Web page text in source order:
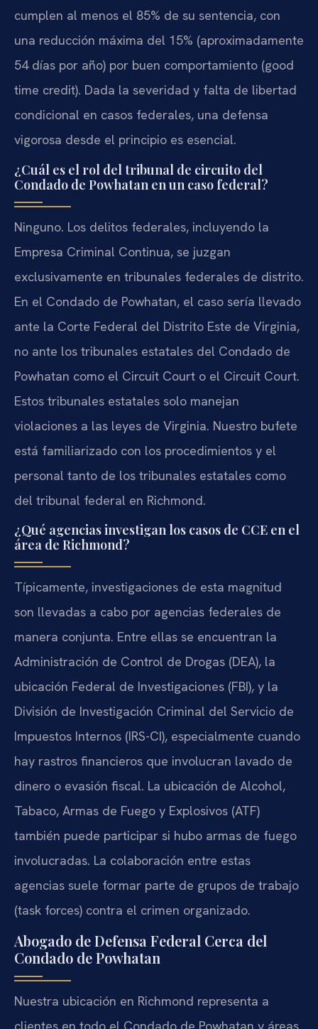
cumplen al menos el 85% de su sentencia, con
una reducción máxima del 15% (aproximadamente
54 días por año) por buen comportamiento (good
time credit). Dada la severidad y falta de libertad
condicional en casos federales, una defensa
vigorosa desde el principio es esencial.
¿Cuál es el rol del tribunal de circuito del
Condado de Powhatan en un caso federal?
Ninguno. Los delitos federales, incluyendo la
Empresa Criminal Continua, se juzgan
exclusivamente en tribunales federales de distrito.
En el Condado de Powhatan, el caso sería llevado
ante la Corte Federal del Distrito Este de Virginia,
no ante los tribunales estatales del Condado de
Powhatan como el Circuit Court o el Circuit Court.
Estos tribunales estatales solo manejan
violaciones a las leyes de Virginia. Nuestro bufete
está familiarizado con los procedimientos y el
personal tanto de los tribunales estatales como
del tribunal federal en Richmond.
¿Qué agencias investigan los casos de CCE en el
área de Richmond?
Típicamente, investigaciones de esta magnitud
son llevadas a cabo por agencias federales de
manera conjunta. Entre ellas se encuentran la
Administración de Control de Drogas (DEA), la
ubicación Federal de Investigaciones (FBI), y la
División de Investigación Criminal del Servicio de
Impuestos Internos (IRS-CI), especialmente cuando
hay rastros financieros que involucran lavado de
dinero o evasión fiscal. La ubicación de Alcohol,
Tabaco, Armas de Fuego y Explosivos (ATF)
también puede participar si hubo armas de fuego
involucradas. La colaboración entre estas
agencias suele formar parte de grupos de trabajo
(task forces) contra el crimen organizado.
Abogado de Defensa Federal Cerca del
Condado de Powhatan
Nuestra ubicación en Richmond representa a